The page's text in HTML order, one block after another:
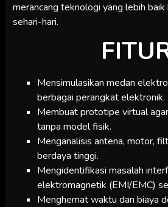
merancang teknologi yang lebih baik
sehari-hari.
Mensimulasikan medan
berbagai perangkat elektronik.
Membuat prototipe virtual
tanpa model fisik.
Menganalisis antena, motor,
berdaya tinggi.
Mengidentifikasi masalah
elektromagnetik (EMI/EMC)
Menghemat waktu dan biaya